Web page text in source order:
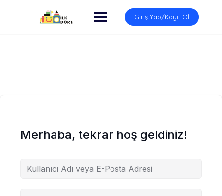
Giriş Yap/Kayıt Ol
Merhaba, tekrar hoş geldiniz!